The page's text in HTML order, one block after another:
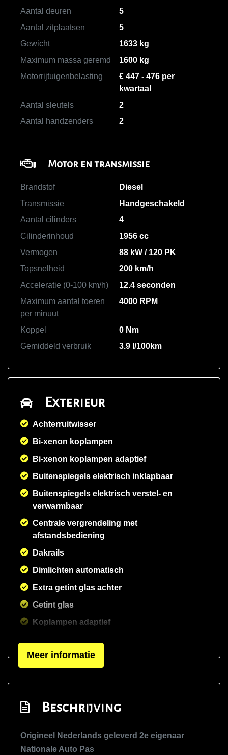
Aantal deuren
5
Aantal zitplaatsen
5
Gewicht
1633 kg
Maximum massa geremd
1600 kg
Motorrijtuigenbelasting
€ 447 - 476 per
kwartaal
Aantal sleutels
2
Aantal handzenders
2
Motor en transmissie
Brandstof
Diesel
Transmissie
Handgeschakeld
Aantal cilinders
4
Cilinderinhoud
1956 cc
Vermogen
88 kW / 120 PK
Topsnelheid
200 km/h
Acceleratie (0-100 km/h)
12.4 seconden
Maximum aantal toeren
per minuut
4000 RPM
Koppel
0 Nm
Gemiddeld verbruik
3.9 l/100km
Exterieur
Achterruitwisser
Bi-xenon koplampen
Bi-xenon koplampen adaptief
Buitenspiegels elektrisch inklapbaar
Buitenspiegels elektrisch verstel- en
verwarmbaar
Centrale vergrendeling met
afstandsbediening
Dakrails
Dimlichten automatisch
Extra getint glas achter
Getint glas
Koplampen adaptief
Koplampreiniging
Mistlampen voor
Meer informatie
Beschrijving
Origineel Nederlands geleverd 2e eigenaar
Nationale Auto Pas